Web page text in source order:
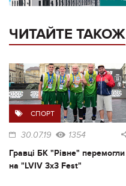
ЧИТАЙТЕ ТАКОЖ
СПОРТ
30.07.19 1354
Гравці БК "Рівне" перемогли
на "LVIV 3x3 Fest"